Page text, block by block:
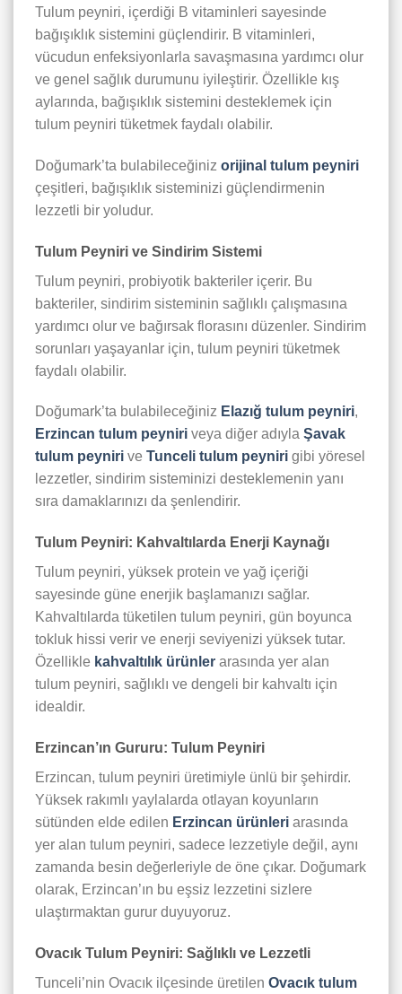
Tulum peyniri, içerdiği B vitaminleri sayesinde
bağışıklık sistemini güçlendirir. B vitaminleri,
vücudun enfeksiyonlarla savaşmasına yardımcı olur
ve genel sağlık durumunu iyileştirir. Özellikle kış
aylarında, bağışıklık sistemini desteklemek için
tulum peyniri tüketmek faydalı olabilir.
Doğumark’ta bulabileceğiniz orijinal tulum peyniri
çeşitleri, bağışıklık sisteminizi güçlendirmenin
lezzetli bir yoludur.
Tulum Peyniri ve Sindirim Sistemi
Tulum peyniri, probiyotik bakteriler içerir. Bu
bakteriler, sindirim sisteminin sağlıklı çalışmasına
yardımcı olur ve bağırsak florasını düzenler. Sindirim
sorunları yaşayanlar için, tulum peyniri tüketmek
faydalı olabilir.
Doğumark’ta bulabileceğiniz Elazığ tulum peyniri,
Erzincan tulum peyniri veya diğer adıyla Şavak
tulum peyniri ve Tunceli tulum peyniri gibi yöresel
lezzetler, sindirim sisteminizi desteklemenin yanı
sıra damaklarınızı da şenlendirir.
Tulum Peyniri: Kahvaltılarda Enerji Kaynağı
Tulum peyniri, yüksek protein ve yağ içeriği
sayesinde güne enerjik başlamanızı sağlar.
Kahvaltılarda tüketilen tulum peyniri, gün boyunca
tokluk hissi verir ve enerji seviyenizi yüksek tutar.
Özellikle kahvaltılık ürünler arasında yer alan
tulum peyniri, sağlıklı ve dengeli bir kahvaltı için
idealdir.
Erzincan’ın Gururu: Tulum Peyniri
Erzincan, tulum peyniri üretimiyle ünlü bir şehirdir.
Yüksek rakımlı yaylalarda otlayan koyunların
sütünden elde edilen Erzincan ürünleri arasında
yer alan tulum peyniri, sadece lezzetiyle değil, aynı
zamanda besin değerleriyle de öne çıkar. Doğumark
olarak, Erzincan’ın bu eşsiz lezzetini sizlere
ulaştırmaktan gurur duyuyoruz.
Ovacık Tulum Peyniri: Sağlıklı ve Lezzetli
Tunceli’nin Ovacık ilçesinde üretilen Ovacık tulum